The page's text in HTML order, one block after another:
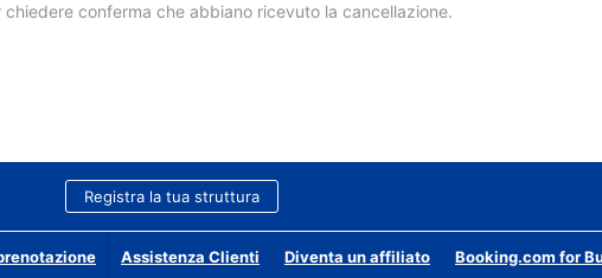
conferma che abbiano ricevuto la cancellazione.
Registra la tua struttura
Assistenza Clienti Diventa un affiliato Booking.com for